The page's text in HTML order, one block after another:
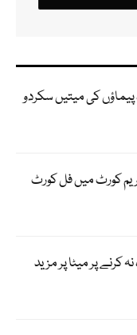
ملکی کوہ پیماؤں کی میتیں سکردو
کورٹ میں فل کورٹ
کرنے پر میٹا پر مزید